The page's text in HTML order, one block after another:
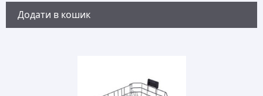
Додати в кошик